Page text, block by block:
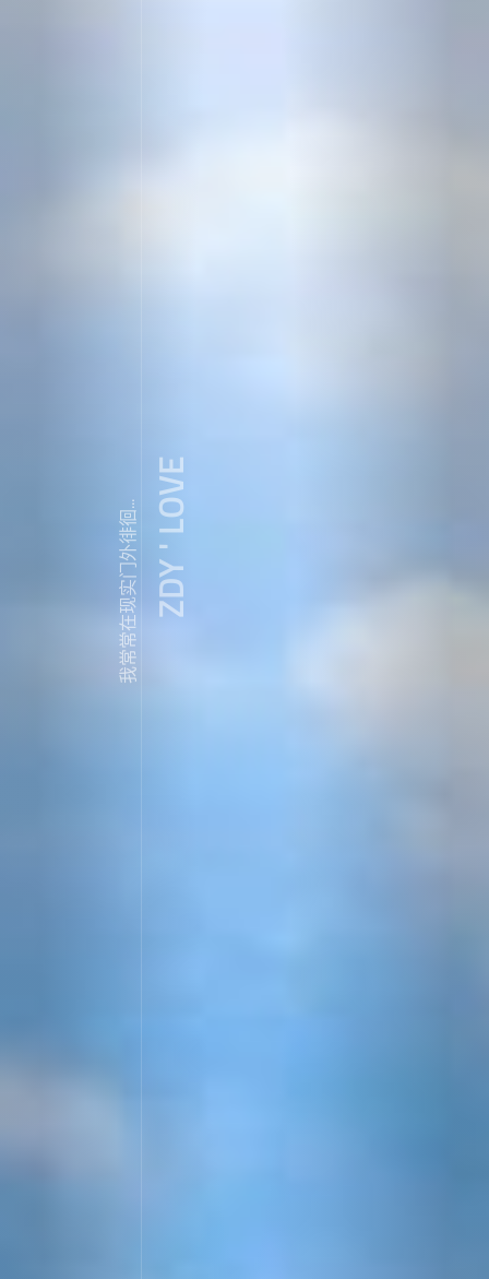
我常常在现实门外徘徊...ZDY ' LOVE